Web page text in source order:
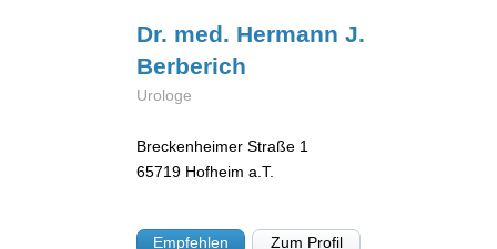
Dr. med. Hermann J.
Berberich
Urologe
Breckenheimer Straße 1
65719 Hofheim a.T.
Empfehlen Zum Profil